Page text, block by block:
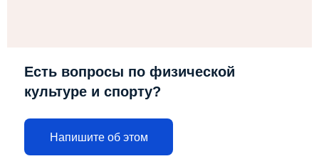
Есть вопросы по физической
культуре и спорту?
Напишите об этом